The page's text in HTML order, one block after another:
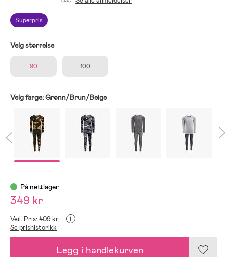
Superpris
Velg størrelse
90 100
Velg farge:Grønn/Brun/Beige
På nettlager
349 kr
Veil. Pris: 409 kr i
Se prishistorikk
Legg i handlekurven